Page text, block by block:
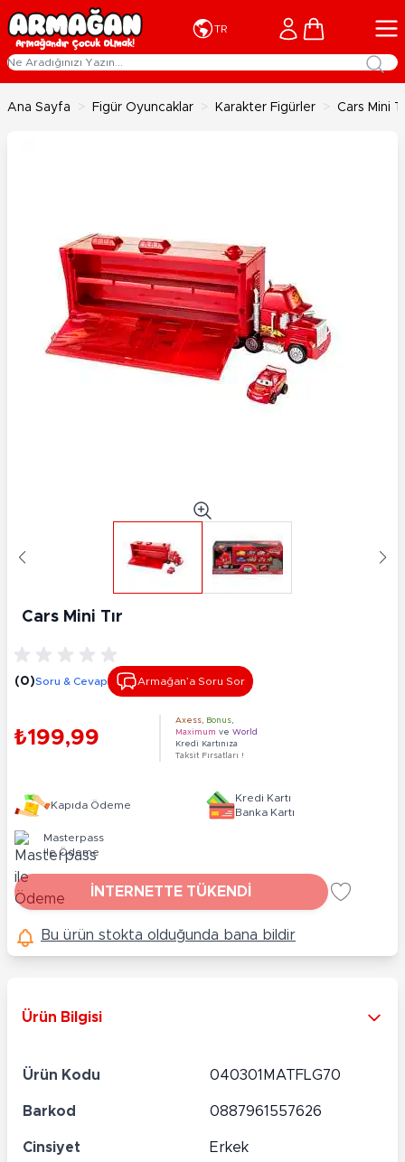
İçeriğe geç
TR Cart
Ana Sayfa > Figür Oyuncaklar > Karakter Figürler > Cars Mini
Cars Mini Tır
(0)Soru & Cevap Armağan’a Soru Sor
₺199,99
Axess Bonus
Maximum ve World
Kredi Kartınıza
Taksit Fırsatları !
Kapıda Ödeme
Kredi Kartı
Banka Kartı
Masterpass
ile Ödeme
İNTERNETTE TÜKENDİ
Bu ürün stokta olduğunda bana bildir
Ürün Bilgisi
Ürün Kodu 040301MATFLG70
Barkod 0887961557626
Cinsiyet Erkek